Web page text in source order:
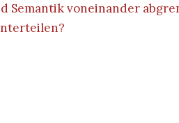
Semantik voneinander